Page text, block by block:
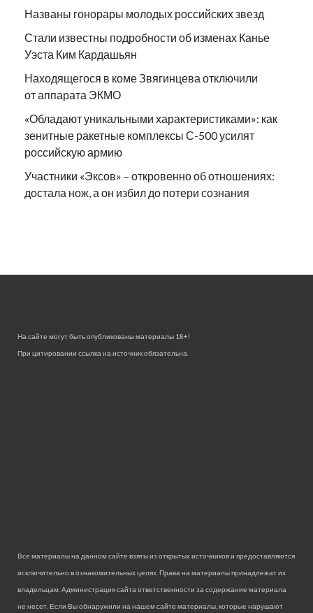
Названы гонорары молодых российских звезд
Стали известны подробности об изменах Канье
Уэста Ким Кардашьян
Находящегося в коме Звягинцева отключили
от аппарата ЭКМО
«Обладают уникальными характеристиками»: как
зенитные ракетные комплексы С-500 усилят
российскую армию
Участники «Эксов» – откровенно об отношениях:
достала нож, а он избил до потери сознания
На сайте могут быть опубликованы материалы 18+!
При цитировании ссылка на источник обязательна.
Все материалы на данном сайте взяты из открытых источников и предоставляются
исключительно в ознакомительных целях. Права на материалы принадлежат их
владельцам. Администрация сайта ответственности за содержание материала
не несет. Если Вы обнаружили на нашем сайте материалы, которые нарушают